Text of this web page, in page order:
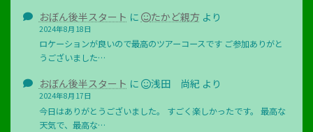
おぼん後半スタート に たかど親方より
2024年8月18日
ロケーションが良いので最高のツアーコースです ご参加ありがと
うございました…
おぼん後半スタート に 浅田 尚紀より
2024年8月17日
今日はありがとうございました。 すごく楽しかったです。 最高な
天気で、最高な…